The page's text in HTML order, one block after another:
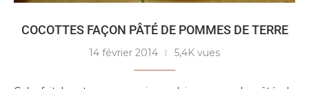
COCOTTES FAÇON PÂTÉ DE POMMES DE TERRE
14 février 2014 5,4K vues